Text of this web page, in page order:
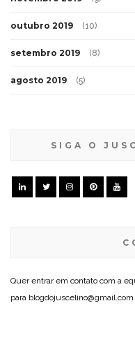
outubro 2019 (10)
setembro 2019 (8)
agosto 2019 (5)
SIGA O
Quer entrar em contato com a
para blogdojuscelino@gmail.com